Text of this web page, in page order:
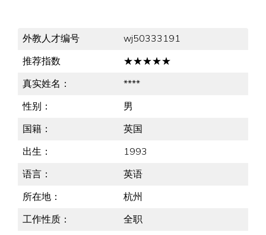
外教人才编号
wj50333191
推荐指数
★★★★★
真实姓名：
****
性别：
男
国籍：
英国
出生：
1993
语言：
英语
所在地：
杭州
工作性质：
全职